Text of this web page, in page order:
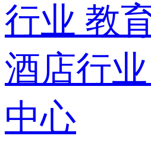
行业 教
酒店行业
中心